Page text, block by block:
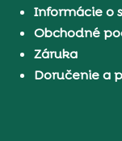
Informácie o
Obchodné
Záruka
Doručenie a